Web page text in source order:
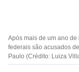
Após mais de um ano
federais são acusados
Paulo (Crédito: Luiza